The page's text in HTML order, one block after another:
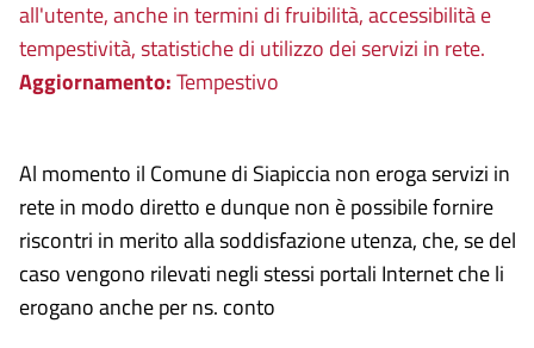
all'utente, anche in termini di fruibilità, accessibilità e
tempestività, statistiche di utilizzo dei servizi in rete.
Aggiornamento:Tempestivo
Al momento il Comune di Siapiccia non eroga servizi in
rete in modo diretto e dunque non è possibile fornire
riscontri in merito alla soddisfazione utenza, che, se del
caso vengono rilevati negli stessi portali Internet che li
erogano anche per ns. conto